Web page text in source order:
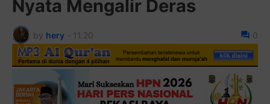
Nyata Mengalir Deras
by hery - 11.20 0